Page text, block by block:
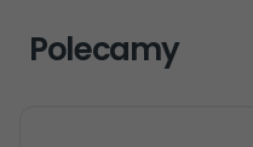
Polecamy